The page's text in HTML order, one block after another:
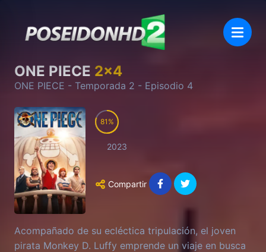
ONE PIECE 2x4
ONE PIECE - Temporada 2 - Episodio 4
81
2023
Compartir
Acompañado de su ecléctica tripulación, el joven
pirata Monkey D. Luffy emprende un viaje en busca